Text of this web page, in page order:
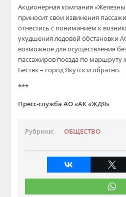
Акционерная компания
приносит свои извинения
отнестись с пониманием к
ухудшения ледовой обстановки
возможное для осуществления
пассажиров поезда по маршруту
Бестях – город Якутск и обратно.
***
Пресс-служба АО «АК «ЖДЯ»
Рубрики: ОБЩЕСТВО